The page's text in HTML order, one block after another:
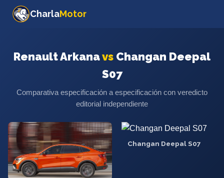
CharlaMotor
Renault Arkanavs Changan Deepal
S07
Comparativa especificación a especificación con veredicto
editorial independiente
Changan Deepal S07